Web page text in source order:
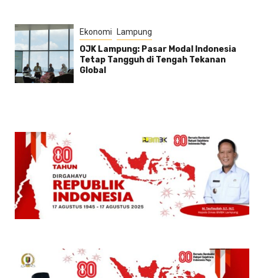
Ekonomi Lampung
OJK Lampung: Pasar Modal Indonesia
Tetap Tangguh di Tengah Tekanan
Global